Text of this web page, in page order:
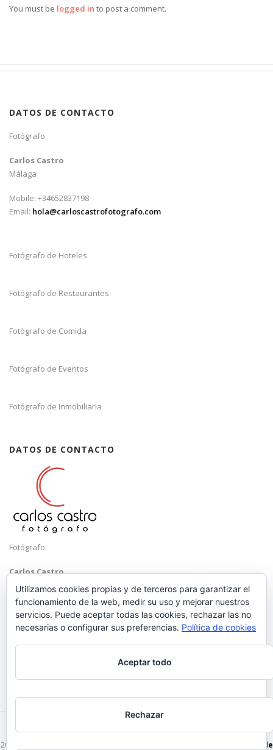
You must be logged in to post a comment.
DATOS DE CONTACTO
Fotógrafo
Carlos Castro
Málaga
Mobile: +34652837198
Email: hola@carloscastrofotografo.com
Fotógrafo de Hoteles
Fotógrafo de Restaurantes
Fotógrafo de Comida
Fotógrafo de Eventos
Fotógrafo de Inmobiliaria
DATOS DE CONTACTO
Fotógrafo
Carlos Castro
Málaga
Mobile: +34 652 83 71 98
hola@carloscastrofotografo.com
2026 © Carlos Castro Fotógrafo - hola@carloscastrofotografo.com - Vídeo de
Utilizamos cookies propias y de terceros para garantizar el
funcionamiento de la web, medir su uso y mejorar nuestros
servicios. Puede aceptar todas las cookies, rechazar las no
necesarias o configurar sus preferencias. Política de cookies
Aceptar todo
Rechazar